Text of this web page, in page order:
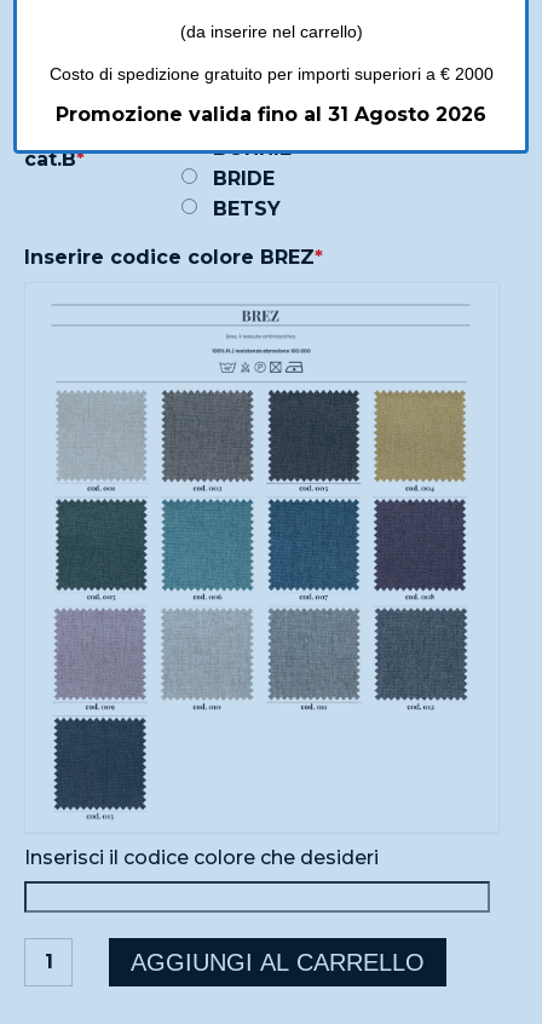
Seleziona il
tipo di
cat.B*
BREZ
BEAUTY
BONNIE
BRIDE
BETSY
Inserire codice colore BREZ*
Inserisci il codice colore che desideri
DOUBLE
AGGIUNGI AL CARRELLO
(da inserire nel carrello)
Costo di spedizione gratuito per importi superiori a € 2000
Promozione valida fino al 31 Agosto 2026